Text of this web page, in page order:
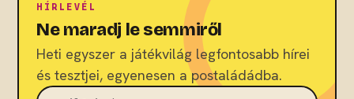
HÍRLEVÉL
Ne maradj le semmiről
Heti egyszer a játékvilág legfontosabb hírei
és tesztjei, egyenesen a postaládádba.